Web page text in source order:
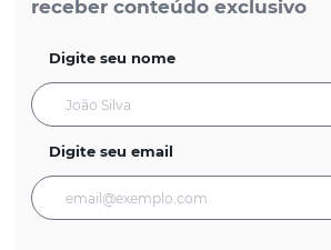
receber conteúdo exclusivo
Digite seu nome
Digite seu email